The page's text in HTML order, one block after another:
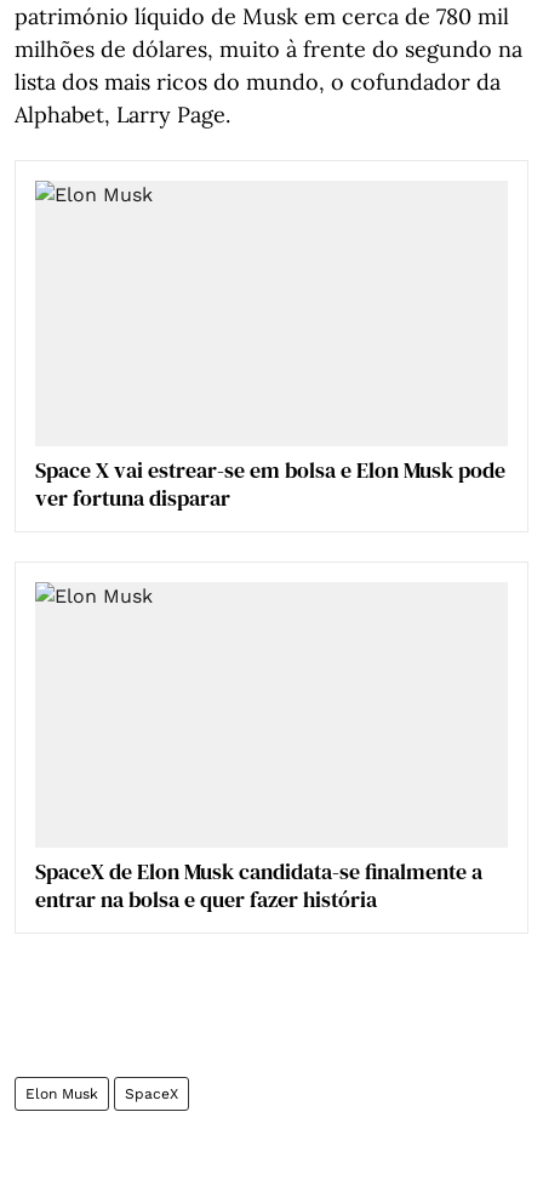
património líquido de Musk em cerca de 780 mil
milhões de dólares, muito à frente do segundo na
lista dos mais ricos do mundo, o cofundador da
Alphabet, Larry Page.
Space X vai estrear-se em bolsa e Elon Musk pode
ver fortuna disparar
SpaceX de Elon Musk candidata-se finalmente a
entrar na bolsa e quer fazer história
Elon Musk SpaceX